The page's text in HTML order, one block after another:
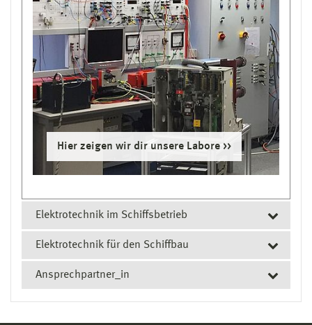
Hier zeigen wir dir unsere Labore
Elektrotechnik im Schiffsbetrieb
E-Anlagen auf hoher See
meistern
Elektrotechnische Schiffsoffiziere übernehmen eine
herausragende Rolle beim Betrieb von Schiffen
Elektrotechnik für den Schiffbau
System »Schiff« verstehen
Ansprechpartner_in